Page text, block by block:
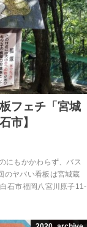
フェチ「宮城
市】
にもかかわらず、バス
のヤバい看板は宮城蔵
石市福岡八宮川原子11-